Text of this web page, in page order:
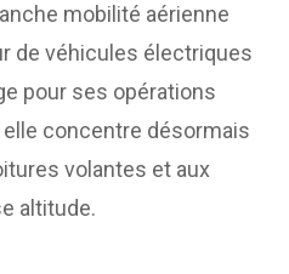
mobilité aérienne
de véhicules électriques
pour ses opérations
concentre désormais
volantes et aux
altitude.